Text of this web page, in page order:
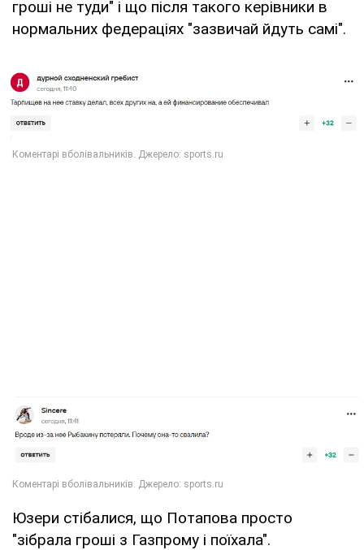
гроші не туди" і що після такого керівники в
нормальних федераціях "зазвичай йдуть самі".
Юзери стібалися, що Потапова просто
"зібрала гроші з Газпрому і поїхала".